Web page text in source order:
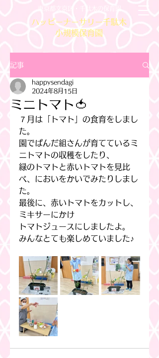
東京都文京区・千駄木の保育園
ハッピーナーサリー千駄木
小規模保育園
記事
ミニトマト🍅
happysendagi
2024年8月15日
７月は「トマト」の食育をしまし
た。
園でぱんだ組さんが育てているミ
ニトマトの収穫をしたり、
緑のトマトと赤いトマトを見比
べ、においをかいでみたりしまし
た。
最後に、赤いトマトをカットし、
ミキサーにかけ
トマトジュースにしましたよ。
みんなとても楽しめていました♪